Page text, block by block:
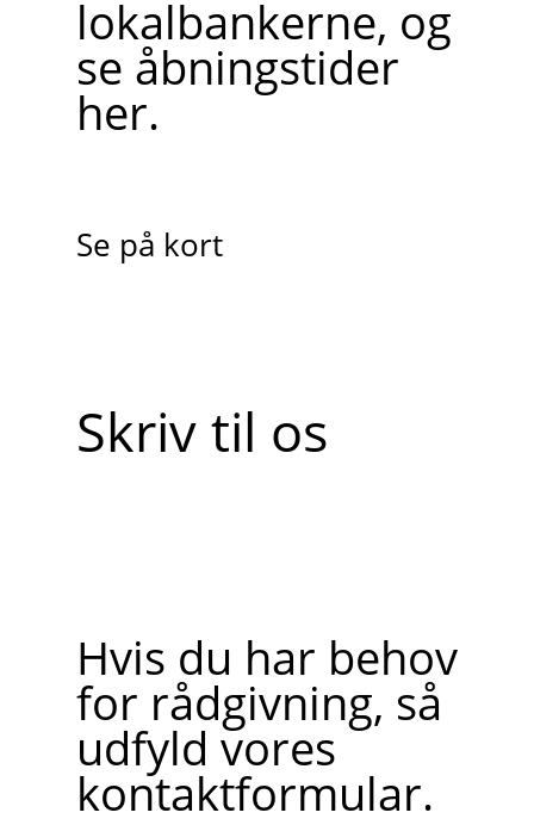
lokalbankerne, og
se åbningstider
her.
Se på kort
Skriv til os
Hvis du har behov
for rådgivning, så
udfyld vores
kontaktformular.